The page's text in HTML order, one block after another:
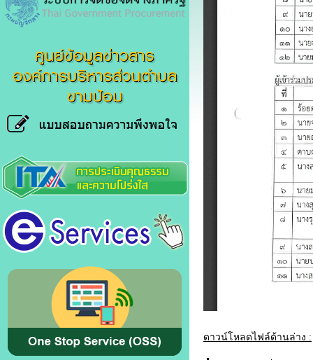
ศูนย์ข้อมูลข่าวสาร
องค์การบริหารส่วนตำบล
ขามป้อม
ดาวน์โหลดไฟล์ด้านล่าง :